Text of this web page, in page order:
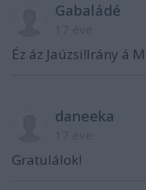
Gabaládé
Éz áz Jaúzsi!Irány á
daneeka
Gratulálok!